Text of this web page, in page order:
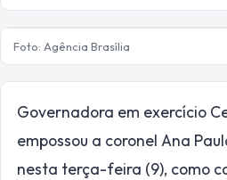
Foto: Agência Brasília
Governadora em exercício
empossou a coronel Ana
nesta terça-feira (9), como